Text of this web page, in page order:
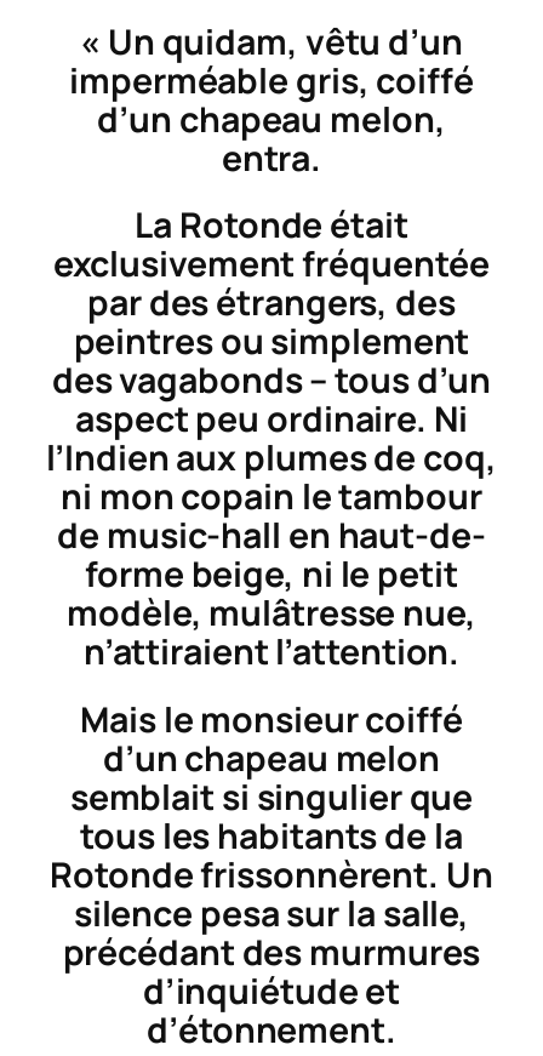
« Un quidam, vêtu d’un
imperméable gris, coiffé
d’un chapeau melon,
entra.
La Rotonde était
exclusivement fréquentée
par des étrangers, des
peintres ou simplement
des vagabonds – tous d’un
aspect peu ordinaire. Ni
l’Indien aux plumes de coq,
ni mon copain le tambour
de music-hall en haut-de-
forme beige, ni le petit
modèle, mulâtresse nue,
n’attiraient l’attention.
Mais le monsieur coiffé
d’un chapeau melon
semblait si singulier que
tous les habitants de la
Rotondefrissonnèrent. Un
silence pesa sur la salle,
précédant des murmures
d’inquiétude et
d’étonnement.